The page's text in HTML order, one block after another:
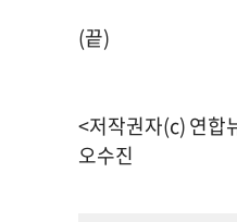
(끝)
<저작권자(c) 연합
오수진